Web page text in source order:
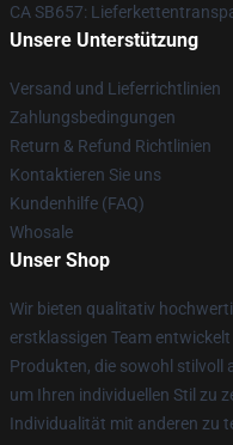
CA SB657:
Unsere Unterstützung
Versand und Lieferrichtlinien
Zahlungsbedingungen
Return & Refund Richtlinien
Kontaktieren Sie uns
Kundenhilfe (FAQ)
Whosale
Unser Shop
Wir bieten qualitativ
erstklassigen Team
Produkten, die sowohl stilvoll
um Ihren individuellen Stil zu
Individualität mit anderen zu